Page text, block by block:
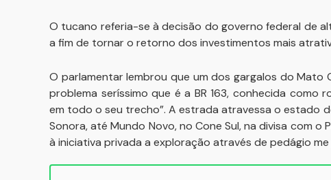
O tucano referia-se à decisão do governo federal de
a fim de tornar o retorno dos investimentos mais
O parlamentar lembrou que um dos gargalos do Mato
problema seríssimo que é a BR 163, conhecida
em todo o seu trecho”. A estrada atravessa o estado
Sonora, até Mundo Novo, no Cone Sul, na divisa com
à iniciativa privada a exploração através de pedágio